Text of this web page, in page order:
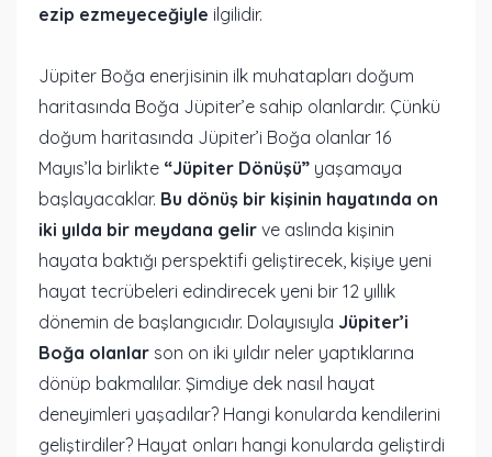
ezip ezmeyeceğiyle ilgilidir.
Jüpiter Boğa enerjisinin ilk muhatapları doğum
haritasında Boğa Jüpiter’e sahip olanlardır. Çünkü
doğum haritasında Jüpiter’i Boğa olanlar 16
Mayıs’la birlikte “Jüpiter Dönüşü” yaşamaya
başlayacaklar. Bu dönüş bir kişinin hayatında on
iki yılda bir meydana gelir ve aslında kişinin
hayata baktığı perspektifi geliştirecek, kişiye yeni
hayat tecrübeleri edindirecek yeni bir 12 yıllık
dönemin de başlangıcıdır. Dolayısıyla Jüpiter’i
Boğa olanlar son on iki yıldır neler yaptıklarına
dönüp bakmalılar. Şimdiye dek nasıl hayat
deneyimleri yaşadılar? Hangi konularda kendilerini
geliştirdiler? Hayat onları hangi konularda geliştirdi